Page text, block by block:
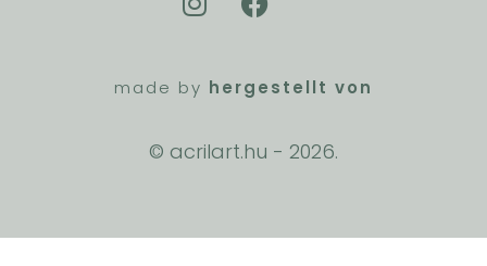
made by hergestellt von
© acrilart.hu - 2026.